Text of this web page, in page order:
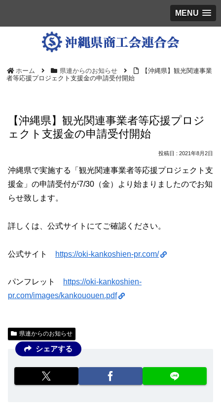
MENU
ホーム 県連からのお知らせ
【沖縄県】観光関連事業
者等応援プロジェクト支援金の申請受付開始
【沖縄県】観光関連事業者等応援プロジ
ェクト支援金の申請受付開始
2021年8月2日
沖縄県で実施する「観光関連事業者等応援プロジェクト支
援金」の申請受付が7/30（金）より始まりましたのでお知
らせ致します。
詳しくは、公式サイトにてご確認ください。
公式サイト https://oki-kankoshien-pr.com/
パンフレット
https://oki-kankoshien-
pr.com/images/kankououen.pdf
県連からのお知らせ
シェアする